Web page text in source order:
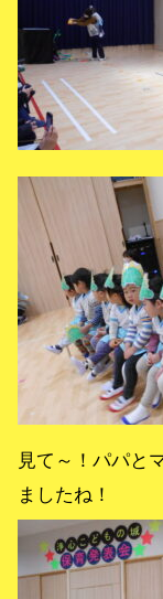
見て～！パパと
ましたね！